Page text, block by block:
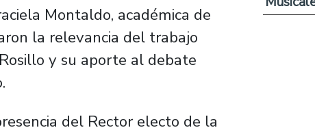
Montaldo, académica de
la relevancia del trabajo
y su aporte al debate
del Rector electo de la